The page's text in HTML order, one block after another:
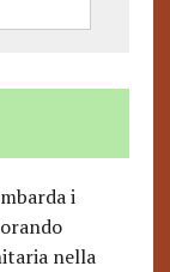
i
nella